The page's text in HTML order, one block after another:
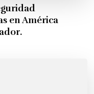
en América